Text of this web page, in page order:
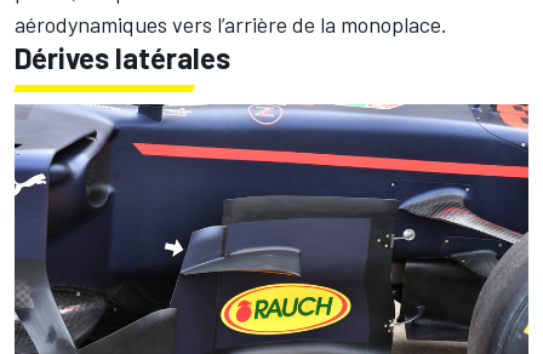
aérodynamiques vers l’arrière de la monoplace.
Dérives latérales